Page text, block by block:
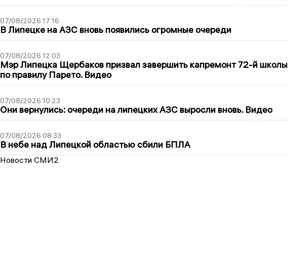
07/08/2026 17:16
В Липецке на АЗС вновь появились огромные очереди
07/08/2026 12:03
Мэр Липецка Щербаков призвал завершить капремонт 72-й школы
по правилу Парето. Видео
07/08/2026 10:23
Они вернулись: очереди на липецких АЗС выросли вновь. Видео
07/08/2026 08:33
В небе над Липецкой областью сбили БПЛА
Новости СМИ2